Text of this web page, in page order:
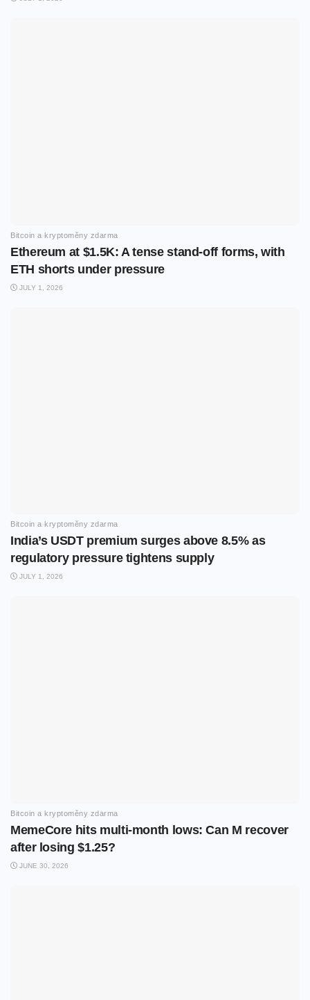
Bitcoin a kryptoměny zdarma
Ethereum at $1.5K: A tense stand-off forms, with
ETH shorts under pressure
JULY 1, 2026
Bitcoin a kryptoměny zdarma
India’s USDT premium surges above 8.5% as
regulatory pressure tightens supply
JULY 1, 2026
Bitcoin a kryptoměny zdarma
MemeCore hits multi-month lows: Can M recover
after losing $1.25?
JUNE 30, 2026